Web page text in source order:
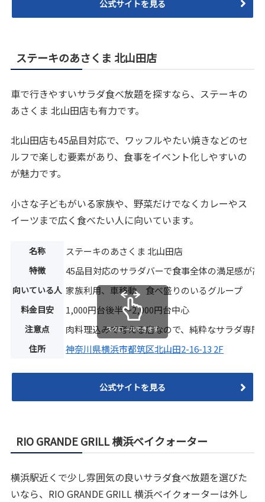
公式サイトを見る
ステーキのあさくま 北山田店
車で行きやすいサラダ食べ放題を探すなら、ステーキの
あさくま 北山田店も有力です。
北山田店も45品目対応で、ワッフルやたい焼きなどのセ
ルフで楽しむ要素があり、食事をイベント化しやすいの
が魅力です。
小さな子どもがいる家族や、野菜だけでなくカレーやス
イーツまで広く食べたい人に向いています。
名称 ステーキのあさくま 北山田店
特徴 45品目対応のサラダバーで食事全体の満足感が高
向いている人 家族利用、車移動、食べ盛りのいるグループ
料金目安 1,000円台後半〜2,000円台中心
注意点 肉料理込みで考える店なので、純粋なサラダ専門
住所 神奈川県横浜市都筑区北山田2-16-13 2F
スクロールできます
公式サイトを見る
RIO GRANDE GRILL 横浜ベイクォーター
横浜駅近くで少し雰囲気の良いサラダ食べ放題を選びた
いなら、RIO GRANDE GRILL 横浜ベイクォーターは外し